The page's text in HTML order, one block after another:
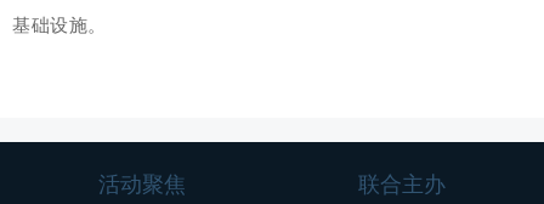
基础设施。
活动聚焦 联合主办